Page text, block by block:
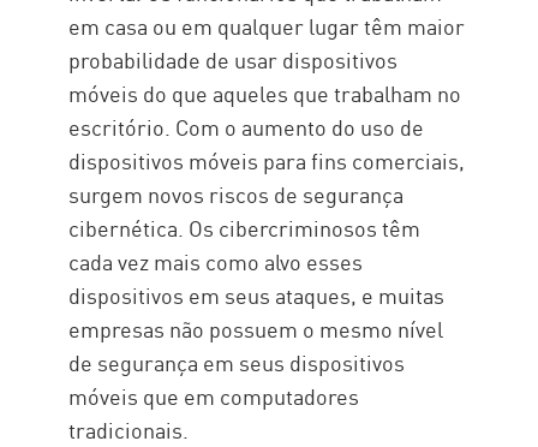
em casa ou em qualquer lugar têm maior
probabilidade de usar dispositivos
móveis do que aqueles que trabalham no
escritório. Com o aumento do uso de
dispositivos móveis para fins comerciais,
surgem novos riscos de segurança
cibernética. Os cibercriminosos têm
cada vez mais como alvo esses
dispositivos em seus ataques, e muitas
empresas não possuem o mesmo nível
de segurança em seus dispositivos
móveis que em computadores
tradicionais.